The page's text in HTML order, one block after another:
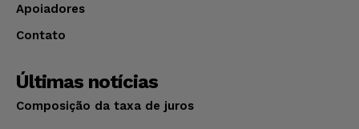
Apoiadores
Contato
Últimas notícias
Composição da taxa de juros